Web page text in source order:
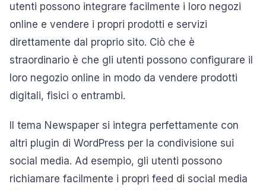
utenti possono integrare facilmente i loro negozi
online e vendere i propri prodotti e servizi
direttamente dal proprio sito. Ciò che è
straordinario è che gli utenti possono configurare il
loro negozio online in modo da vendere prodotti
digitali, fisici o entrambi.
Il tema Newspaper si integra perfettamente con
altri plugin di WordPress per la condivisione sui
social media. Ad esempio, gli utenti possono
richiamare facilmente i propri feed di social media